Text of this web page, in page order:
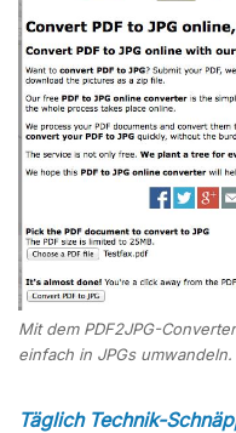
Mit dem PDF2JPG-
einfach in JPGs umwandeln.
Täglich Technik-